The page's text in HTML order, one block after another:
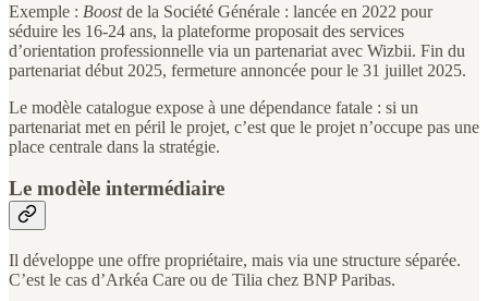
Exemple : Boostde la Société Générale : lancée en 2022 pour
séduire les 16-24 ans, la plateforme proposait des services
d’orientation professionnelle via un partenariat avec Wizbii. Fin du
partenariat début 2025, fermeture annoncée pour le 31 juillet 2025.
Le modèle catalogue expose à une dépendance fatale : si un
partenariat met en péril le projet, c’est que le projet n’occupe pas une
place centrale dans la stratégie.
Le modèle intermédiaire
Il développe une offre propriétaire, mais via une structure séparée.
C’est le cas d’Arkéa Care ou de Tilia chez BNP Paribas.